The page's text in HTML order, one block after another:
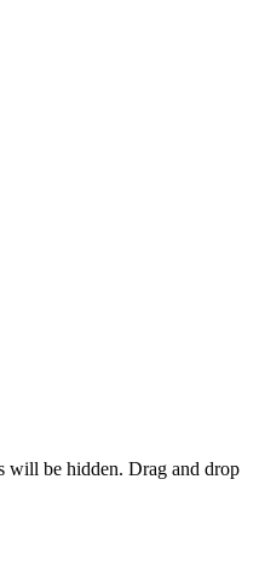
will be hidden. Drag and drop